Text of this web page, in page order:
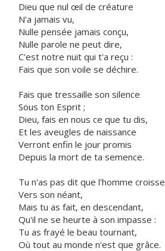
Dieu que nul œil de créature
N'a jamais vu,
Nulle pensée jamais conçu,
Nulle parole ne peut dire,
C'est notre nuit qui t'a reçu :
Fais que son voile se déchire.
Fais que tressaille son silence
Sous ton Esprit ;
Dieu, fais en nous ce que tu dis,
Et les aveugles de naissance
Verront enfin le jour promis
Depuis la mort de ta semence.
Tu n'as pas dit que l'homme croisse
Vers son néant,
Mais tu as fait, en descendant,
Qu'il ne se heurte à son impasse :
Tu as frayé le beau tournant,
Où tout au monde n'est que grâce.